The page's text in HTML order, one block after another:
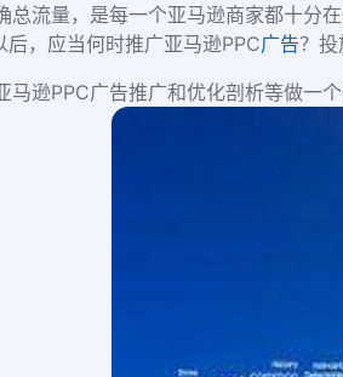
总流量，是每一个亚马逊商家都十分
后，应当何时推广亚马逊PPC广告？投
马逊PPC广告推广和优化剖析等做一个